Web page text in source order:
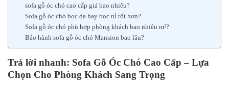
sofa gỗ óc chó cao cấp giá bao nhiêu?
Sofa gỗ óc chó bọc da hay bọc nỉ tốt hơn?
Sofa gỗ óc chó phù hợp phòng khách bao nhiêu m²?
Bảo hành sofa gỗ óc chó Mansion bao lâu?
Trả lời nhanh: Sofa Gỗ Óc Chó Cao Cấp – Lựa
Chọn Cho Phòng Khách Sang Trọng